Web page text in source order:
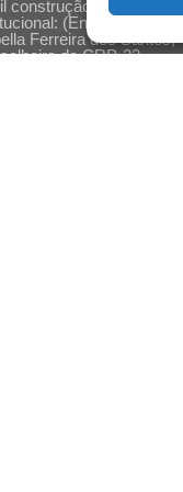
construção do
(En)cena
Ferreira dos Santos,
do CRP-23